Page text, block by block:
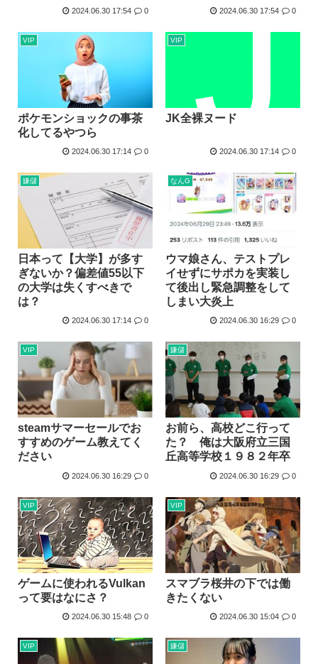
2024.06.30 17:54 0 2024.06.30 17:54 0
VIP
ポケモンショックの事茶
化してるやつら
2024.06.30 17:14 0
VIP
JK全裸ヌード
2024.06.30 17:14 0
嫌儲
日本って【大学】が多す
ぎないか？偏差値55以下
の大学は失くすべきで
は？
2024.06.30 17:14 0
なんG
ウマ娘さん、テストプレ
イせずにサポカを実装し
て後出し緊急調整をして
しまい大炎上
2024.06.30 16:29 0
VIP
steamサマーセールでお
すすめのゲーム教えてく
ださい
2024.06.30 16:29 0
嫌儲
お前ら、高校どこ行って
た？ 俺は大阪府立三国
丘高等学校１９８２年卒
2024.06.30 16:29 0
VIP
ゲームに使われるVulkan
って要はなにさ？
2024.06.30 15:48 0
VIP
スマブラ桜井の下では働
きたくない
2024.06.30 15:04 0
VIP 嫌儲